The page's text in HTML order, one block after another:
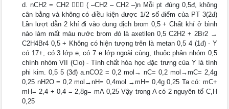
d. nCH2 = CH2  ( –CH2 – CH2 –)n Mỗi pt đúng 0,5đ, không
cân bằng và không có điều kiện được 1/2 số điểm của PT 3(2đ)
Lần lượt dẫn 2 khí đi vào dung dịch brom 0,5 + Chất khí ở bình
nào làm mất màu nước brom đó là axetilen 0,5 C2H2 + 2Br2 →
C2H4Br4 0,5 + Không có hiện tượng trên là metan 0,5 4 (1đ) - Y
có 17+, có 3 lớp e, có 7 e lớp ngoài cùng, thuộc phân nhóm 0,5
chính nhóm VII (Clo) - Tính chất hóa học đặc trưng của Y là tính
phi kim. 0,5 5 (3đ) a.nCO2 = 0,2 mol→ nC= 0,2 mol→mC= 2,4g
0,25 nH2O = 0,2 mol→nH= 0,4mol →mH= 0,4g 0,25 Ta có: mC+
mH= 2,4 + 0,4 = 2,8g= mA 0,25 Vậy trong A có 2 nguyên tố C,H
0,25